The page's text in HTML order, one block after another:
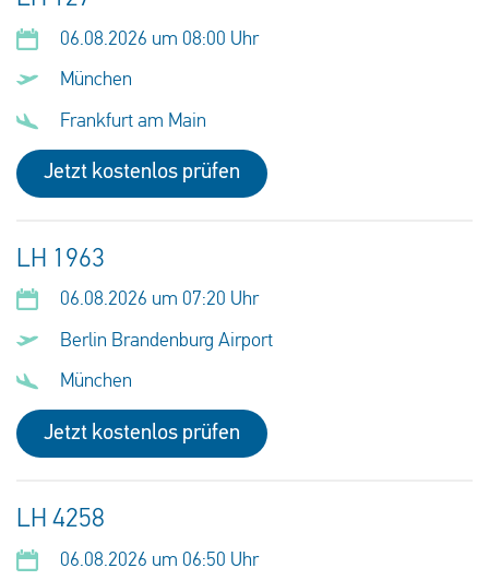
06.08.2026 um 08:00 Uhr
München
Frankfurt am Main
Jetzt kostenlos prüfen
LH 1963
06.08.2026 um 07:20 Uhr
Berlin Brandenburg Airport
München
Jetzt kostenlos prüfen
LH 4258
06.08.2026 um 06:50 Uhr